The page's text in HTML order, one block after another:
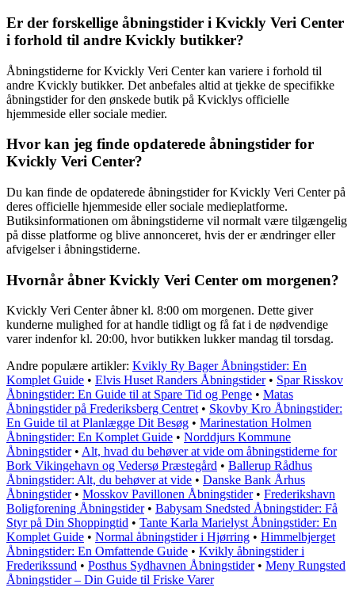
Er der forskellige åbningstider i Kvickly Veri Center
i forhold til andre Kvickly butikker?
Åbningstiderne for Kvickly Veri Center kan variere i forhold til
andre Kvickly butikker. Det anbefales altid at tjekke de specifikke
åbningstider for den ønskede butik på Kvicklys officielle
hjemmeside eller sociale medier.
Hvor kan jeg finde opdaterede åbningstider for
Kvickly Veri Center?
Du kan finde de opdaterede åbningstider for Kvickly Veri Center på
deres officielle hjemmeside eller sociale medieplatforme.
Butiksinformationen om åbningstiderne vil normalt være tilgængelig
på disse platforme og blive annonceret, hvis der er ændringer eller
afvigelser i åbningstiderne.
Hvornår åbner Kvickly Veri Center om morgenen?
Kvickly Veri Center åbner kl. 8:00 om morgenen. Dette giver
kunderne mulighed for at handle tidligt og få fat i de nødvendige
varer indenfor kl. 20:00, hvor butikken lukker mandag til torsdag.
Andre populære artikler: Kvikly Ry Bager Åbningstider: En
Komplet Guide • Elvis Huset Randers Åbningstider• Spar Risskov
Åbningstider: En Guide til at Spare Tid og Penge • Matas
Åbningstider på Frederiksberg Centret • Skovby Kro Åbningstider:
En Guide til at Planlægge Dit Besøg • Marinestation Holmen
Åbningstider: En Komplet Guide • Norddjurs Kommune
Åbningstider• Alt, hvad du behøver at vide om åbningstiderne for
Bork Vikingehavn og Vedersø Præstegård • Ballerup Rådhus
Åbningstider: Alt, du behøver at vide • Danske Bank Århus
Åbningstider• Mosskov Pavillonen Åbningstider• Frederikshavn
Boligforening Åbningstider• Babysam Snedsted Åbningstider: Få
Styr på Din Shoppingtid • Tante Karla Marielyst Åbningstider: En
Komplet Guide • Normal åbningstider i Hjørring • Himmelbjerget
Åbningstider: En Omfattende Guide • Kvikly åbningstider i
Frederikssund • Posthus Sydhavnen Åbningstider• Meny Rungsted
Åbningstider – Din Guide til Friske Varer